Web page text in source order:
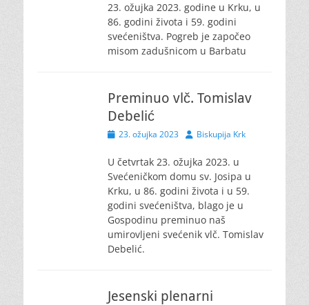
23. ožujka 2023. godine u Krku, u
86. godini života i 59. godini
svećeništva. Pogreb je započeo
misom zadušnicom u Barbatu
Preminuo vlč. Tomislav
Debelić
Posted
23. ožujka 2023 AuthorBiskupija Krk
U četvrtak 23. ožujka 2023. u
Svećeničkom domu sv. Josipa u
Krku, u 86. godini života i u 59.
godini svećeništva, blago je u
Gospodinu preminuo naš
umirovljeni svećenik vlč. Tomislav
Debelić.
Jesenski plenarni